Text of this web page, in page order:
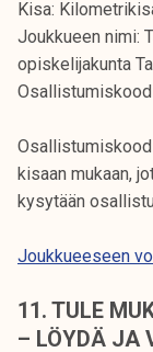
Kisa:
Joukkueen nimi:
opiskelijakunta
kisaan mukaan,
kysytään
Joukkueeseen
11. TULE
– LÖYDÄ JA